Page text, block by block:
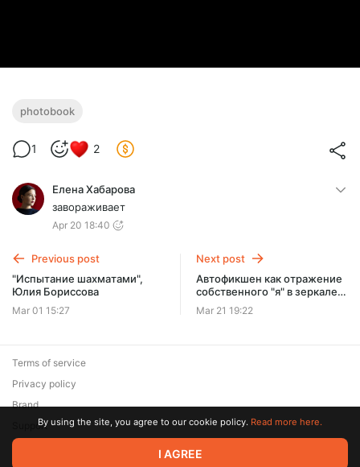
photobook
1 2
Елена Хабарова
завораживает
Apr 20 18:40
Previous post
"Испытание шахматами",
Юлия Бориссова
Mar 01 15:27
Next post
Автофикшен как отражение
собственного "я" в зеркале
"другого"
Mar 21 19:22
© 2026 Zaya Solutions Limited. All rights reserved. All trademarks
Terms of service
Privacy policy
Brand
SupportBy using the site, you agree to our cookie policy. Read more here.
I AGREE